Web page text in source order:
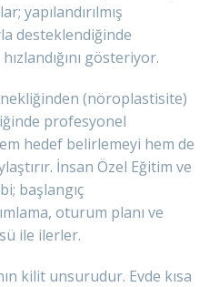
yapılandırılmış
desteklendiğinde
gösteriyor.
(nöroplastisite)
profesyonel
hedef belirlemeyi hem de
İnsan Özel Eğitim ve
başlangıç
oturum planı ve
ile ilerler.
kilit unsurudur. Evde kısa